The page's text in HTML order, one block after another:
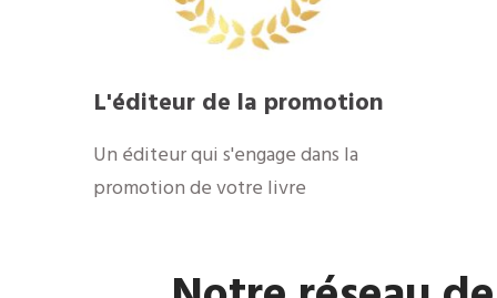
​L'éditeur de la promotion
​Un éditeur qui s'engage dans la
promotion de votre livre